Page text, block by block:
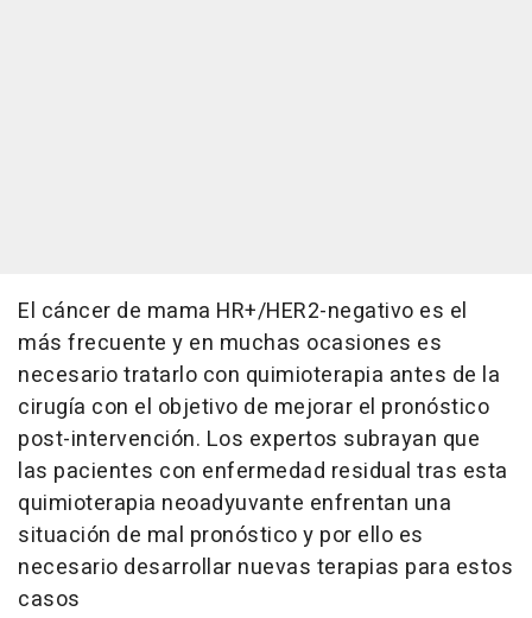
El cáncer de mama HR+/HER2-negativo es el
más frecuente y en muchas ocasiones es
necesario tratarlo con quimioterapia antes de la
cirugía con el objetivo de mejorar el pronóstico
post-intervención. Los expertos subrayan que
las pacientes con enfermedad residual tras esta
quimioterapia neoadyuvante enfrentan una
situación de mal pronóstico y por ello es
necesario desarrollar nuevas terapias para estos
casos